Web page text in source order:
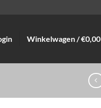
Winkelwagen /€0,00